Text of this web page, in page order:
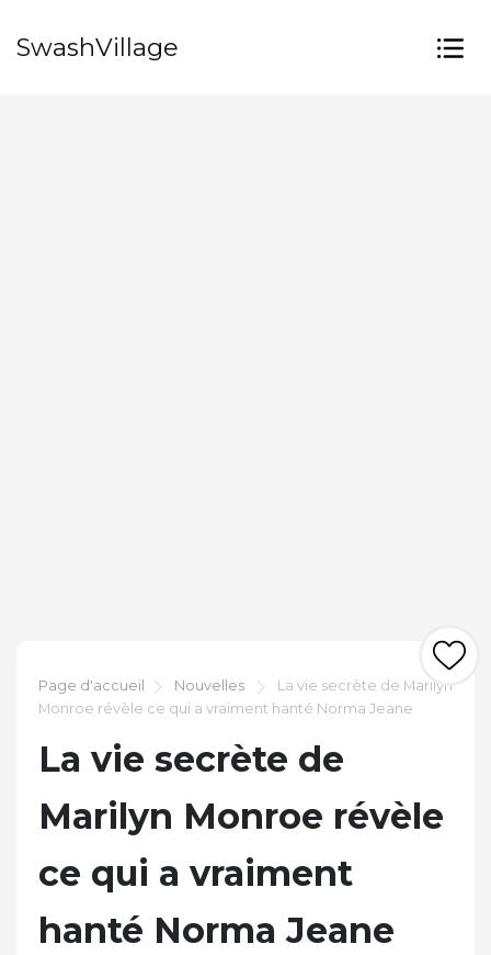
SwashVillage
Page d'accueil Nouvelles
La vie secrète de Marilyn
Monroe révèle ce qui a vraiment hanté Norma Jeane
La vie secrète de
Marilyn Monroe révèle
ce qui a vraiment
hanté Norma Jeane